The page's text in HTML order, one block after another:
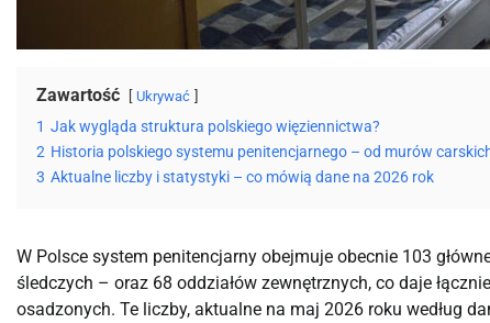
Zawartość Ukrywać
1 Jak wygląda struktura polskiego więziennictwa?
2 Historia polskiego systemu penitencjarnego – od murów
3 Aktualne liczby i statystyki – co mówią dane na 2026 rok
W Polsce system penitencjarny obejmuje obecnie 103
śledczych – oraz 68 oddziałów zewnętrznych, co daje
osadzonych. Te liczby, aktualne na maj 2026 roku według